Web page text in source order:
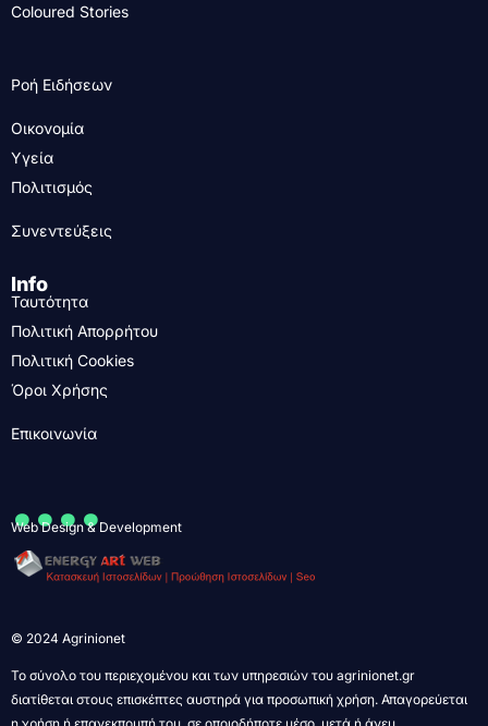
Coloured Stories
Ροή Ειδήσεων
Οικονομία
Υγεία
Πολιτισμός
Συνεντεύξεις
Info
Ταυτότητα
Πολιτική Απορρήτου
Πολιτική Cookies
Όροι Χρήσης
Επικοινωνία
....
Web Design & Development
© 2024 Agrinionet
Το σύνολο του περιεχομένου και των υπηρεσιών του agrinionet.gr
διατίθεται στους επισκέπτες αυστηρά για προσωπική χρήση. Απαγορεύεται